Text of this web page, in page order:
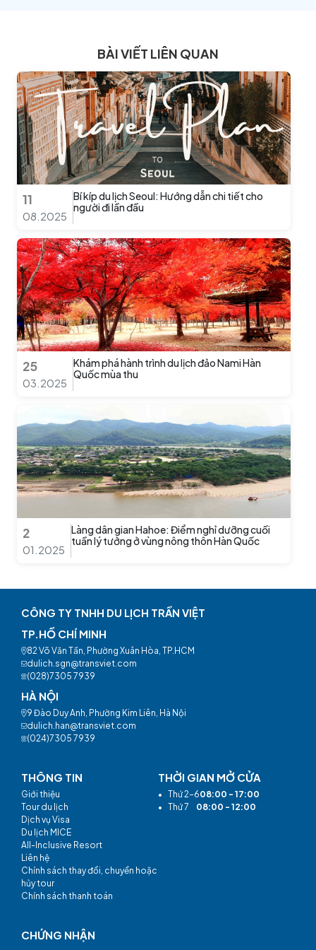
BÀI VIẾT LIÊN QUAN
11
08.2025
Bí kíp du lịch Seoul: Hướng dẫn chi tiết cho
người đi lần đầu
25
03.2025
Khám phá hành trình du lịch đảo Nami Hàn
Quốc mùa thu
2
01.2025
Làng dân gian Hahoe: Điểm nghỉ dưỡng cuối
tuần lý tưởng ở vùng nông thôn Hàn Quốc
CÔNG TY TNHH DU LỊCH TRẦN VIỆT
TP.HỒ CHÍ MINH
82 Võ Văn Tần, Phường Xuân Hòa, TP.HCM
dulich.sgn@transviet.com
(028)7305 7939
HÀ NỘI
9 Đào Duy Anh, Phường Kim Liên, Hà Nội
dulich.han@transviet.com
(024)7305 7939
THÔNG TIN
Giới thiệu
Tour du lịch
Dịch vụ Visa
Du lịch MICE
All-Inclusive Resort
Liên hệ
Chính sách thay đổi, chuyển hoặc
hủy tour
Chính sách thanh toán
THỜI GIAN MỞ CỬA
• Thứ 2-608:00 - 17:00
• Thứ 7 08:00 - 12:00
CHỨNG NHẬN